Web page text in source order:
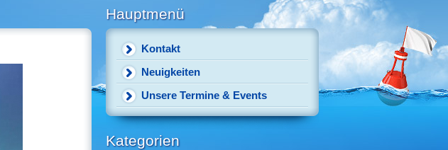
Hauptmenü
Kontakt
Neuigkeiten
Unsere Termine & Events
Kategorien